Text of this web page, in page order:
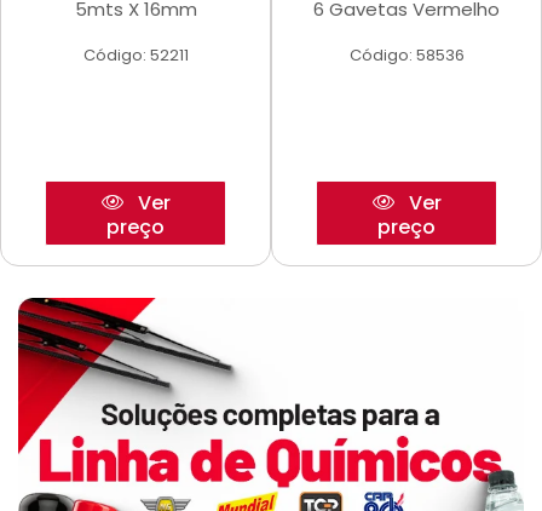
5mts X 16mm
Código: 52211
Ver
preço
6 Gavetas Vermelho
Código: 58536
Ver
preço